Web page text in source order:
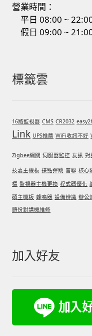
營業時間：
平日 08:00 ~
假日 09:00 ~
標籤雲
16路監視器 CMS CR2032
Link UPS推薦 WiFi收訊不好
Zigbee網關 伺服器監控 友訊 對
技嘉主機板 接點彈跳 普聯 核心
標 監視器主機更換 程式碼優化
碩主機板 蜂鳴器 設備辨識 辦公
頭份對講機維修
加入好友